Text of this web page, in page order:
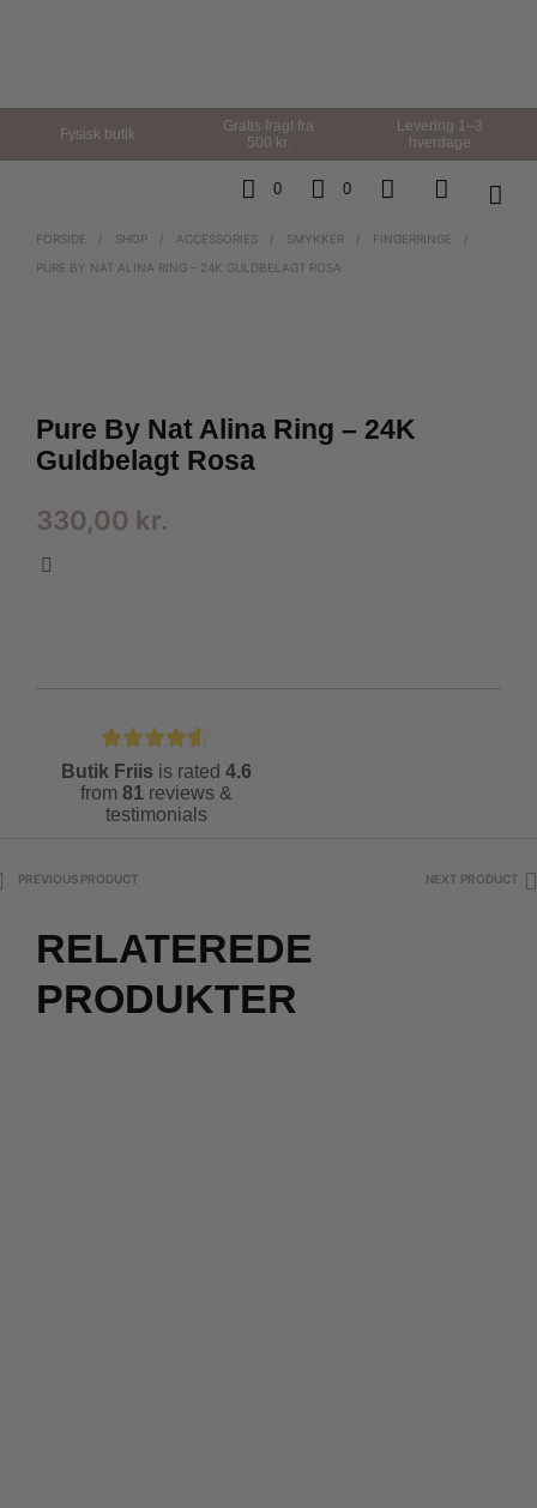
Fysisk butik
Gratis fragt fra
500 kr.
Levering 1–3
hverdage
0 0
FORSIDE / SHOP / ACCESSORIES / SMYKKER / FINGERRINGE
/
PURE BY NAT ALINA RING – 24K GULDBELAGT ROSA
Pure By Nat Alina Ring – 24K
Guldbelagt Rosa
330,00 kr.
Butik Friis is rated 4.6
from 81 reviews &
testimonials
PREVIOUS PRODUCT NEXT PRODUCT
RELATEREDE
PRODUKTER